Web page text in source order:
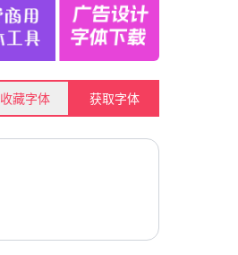
收藏字体 获取字体